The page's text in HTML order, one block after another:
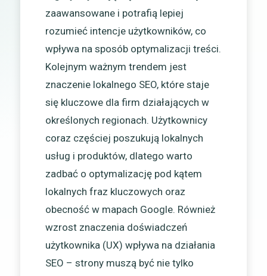
zaawansowane i potrafią lepiej
rozumieć intencje użytkowników, co
wpływa na sposób optymalizacji treści.
Kolejnym ważnym trendem jest
znaczenie lokalnego SEO, które staje
się kluczowe dla firm działających w
określonych regionach. Użytkownicy
coraz częściej poszukują lokalnych
usług i produktów, dlatego warto
zadbać o optymalizację pod kątem
lokalnych fraz kluczowych oraz
obecność w mapach Google. Również
wzrost znaczenia doświadczeń
użytkownika (UX) wpływa na działania
SEO – strony muszą być nie tylko